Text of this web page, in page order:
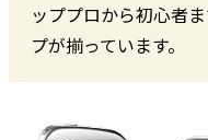
ッププロから初心者
プが揃っています。